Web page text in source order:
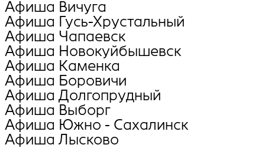
Афиша Вичуга
Афиша Гусь-Хрустальный
Афиша Чапаевск
Афиша Новокуйбышевск
Афиша Каменка
Афиша Боровичи
Афиша Долгопрудный
Афиша Выборг
Афиша Южно - Сахалинск
Афиша Лысково